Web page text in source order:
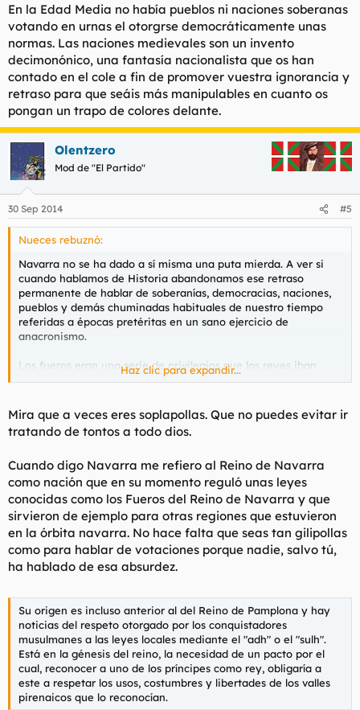
En la Edad Media no había pueblos ni naciones soberanas
votando en urnas el otorgrse democráticamente unas
normas. Las naciones medievales son un invento
decimonónico, una fantasía nacionalista que os han
contado en el cole a fin de promover vuestra ignorancia y
retraso para que seáis más manipulables en cuanto os
pongan un trapo de colores delante.
Olentzero
Mod de "El Partido"
30 Sep 2014 #5
Nueces rebuznó:
Navarra no se ha dado a sí misma una puta mierda. A ver si
cuando hablamos de Historia abandonamos ese retraso
permanente de hablar de soberanías, democracias, naciones,
pueblos y demás chuminadas habituales de nuestro tiempo
referidas a épocas pretéritas en un sano ejercicio de
anacronismo.
Los fueros eran una serie de privilegios que los reyes iban
repartiendo por distintos sitios a fin de propiciar repoblaciones
sembrada de fueros (Reconquista, cambio continuo de
fronteras, repoblaciones, etc.), normalmente adscritos a una
localidad, que luego iban copiando otras. En el caso navarro, su
Sancho Ramírez a la localidad de Estella, siendo una copia
literal del fuero de Jaca. Posteriormente vino el fuero de
Tudela, que lo concedió Alfonso I. Hasta el siglo XIII, con
Teobaldo I en el trono, no aparece el Fuero Antiguo (base del
Fuero General de Navarra), que encarga recopilar el rey harto
de que los nobles le tocaran los cojones con "fueros, usos y
costumbres" no escritos.
votando en urnas el otorgrse democráticamente unas normas.
Las naciones medievales son un invento decimonónico, una
fantasía nacionalista que os han contado en el cole a fin de
promover vuestra ignorancia y retraso para que seáis más
manipulables en cuanto os pongan un trapo de colores delante.
Haz clic para expandir...
Mira que a veces eres soplapollas. Que no puedes evitar ir
tratando de tontos a todo dios.
Cuando digo Navarra me refiero al Reino de Navarra
como nación que en su momento reguló unas leyes
conocidas como los Fueros del Reino de Navarra y que
sirvieron de ejemplo para otras regiones que estuvieron
en la órbita navarra. No hace falta que seas tan gilipollas
como para hablar de votaciones porque nadie, salvo tú,
ha hablado de esa absurdez.
Su origen es incluso anterior al del Reino de Pamplona y hay
noticias del respeto otorgado por los conquistadores
musulmanes a las leyes locales mediante el "adh" o el "sulh".
Está en la génesis del reino, la necesidad de un pacto por el
cual, reconocer a uno de los príncipes como rey, obligaría a
este a respetar los usos, costumbres y libertades de los valles
pirenaicos que lo reconocían.